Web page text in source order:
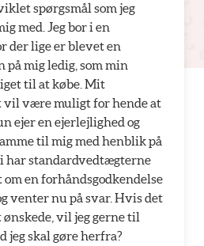
spørgsmål som jeg
med. Jeg bor i en
der lige er blevet en
på mig ledig, som min
til at købe. Mit
vil være muligt for hende at
ejer en ejerlejlighed og
til mig med henblik på
har standardvedtægterne
om en forhåndsgodkendelse
venter nu på svar. Hvis det
vil jeg gerne til
jeg skal gøre herfra?